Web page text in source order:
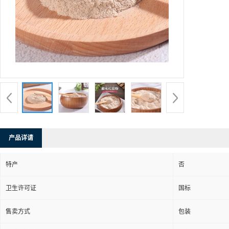
产品详请
特产 否
卫生许可证 国标
售卖方式 包装